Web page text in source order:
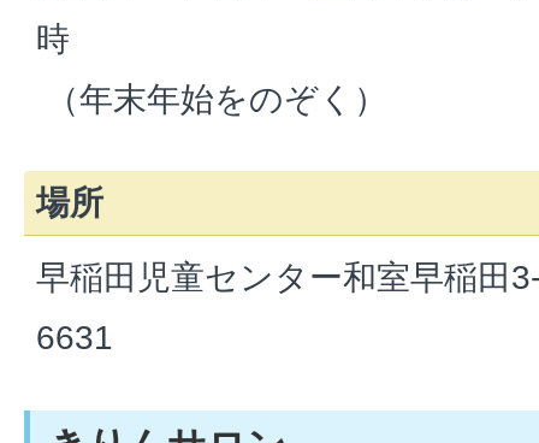
時
（年末年始をのぞく）
場所
早稲田児童センター和室早稲田
6631